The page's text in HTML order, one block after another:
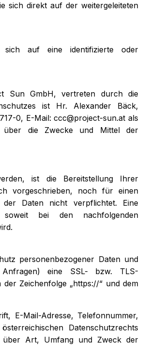
sich direkt auf der weitergeleiteten
sich auf eine identifizierte oder
Sun GmbH, vertreten durch die
ist Hr. Alexander Bäck,
0, E-Mail: ccc@project-sun.at als
über die Zwecke und Mittel der
ist die Bereitstellung Ihrer
vorgeschrieben, noch für einen
der Daten nicht verpflichtet. Eine
bei den nachfolgenden
personenbezogener Daten und
eine SSL- bzw. TLS-
Zeichenfolge „https://“ und dem
E-Mail-Adresse, Telefonnummer,
Datenschutzrechts
über Art, Umfang und Zweck der